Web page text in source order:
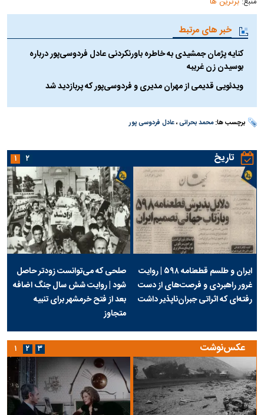
خبر های مرتبط
کنایه پژمان جمشیدی به خاطره باورنکردنی عادل فردوسی‌پور درباره
بوسیدن زن غریبه
ویدئویی قدیمی از مهران مدیری و فردوسی‌پور که پربازدید شد
برچسب ها:محمد بحرانی،عادل فردوسی پور
تاریخ
ایران و طلسم قطعنامه ۵۹۸ | روایت
غرور راهبردی و فرصت‌های از دست
رفته‌ای که اثراتی جبران‌ناپذیر داشت
صلحی که می‌توانست زودتر حاصل
شود | روایت شش سال جنگ اضافه
بعد از فتح خرمشهر برای تنبیه
متجاوز
۱ ۲
عکس‌نوشت ۱ ۲ ۳